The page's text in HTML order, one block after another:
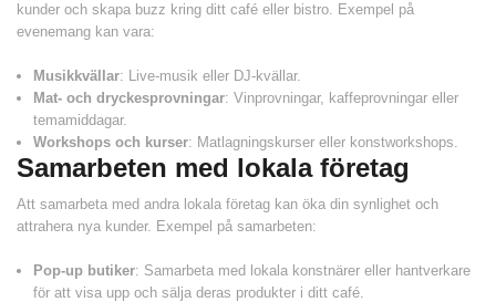
kunder och skapa buzz kring ditt café eller bistro. Exempel på
evenemang kan vara:
Musikkvällar: Live-musik eller DJ-kvällar.
Mat- och dryckesprovningar: Vinprovningar, kaffeprovningar eller
temamiddagar.
Workshops och kurser: Matlagningskurser eller konstworkshops.
Samarbeten med lokala företag
Att samarbeta med andra lokala företag kan öka din synlighet och
attrahera nya kunder. Exempel på samarbeten:
Pop-up butiker: Samarbeta med lokala konstnärer eller hantverkare
för att visa upp och sälja deras produkter i ditt café.